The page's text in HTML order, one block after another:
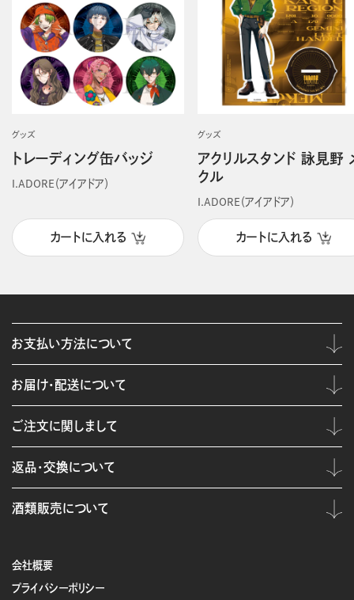
グッズ
トレーディング缶バッジ
I.ADORE（アイアドア）
カートに入れる
グッズ
アクリルスタンド 詠見野
クル
I.ADORE（アイアドア）
カートに入れる
会社概要
プライバシーポリシー
お支払い方法について
お届け・配送について
ご注文に関しまして
返品・交換について
酒類販売について